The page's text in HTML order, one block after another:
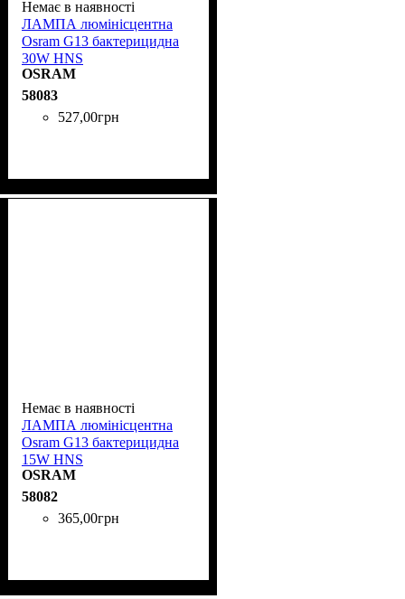
Немає в наявності
ЛАМПА люмінісцентна
Osram G13 бактерицидна
30W HNS
OSRAM
58083
527,00грн
Немає в наявності
ЛАМПА люмінісцентна
Osram G13 бактерицидна
15W HNS
OSRAM
58082
365,00грн